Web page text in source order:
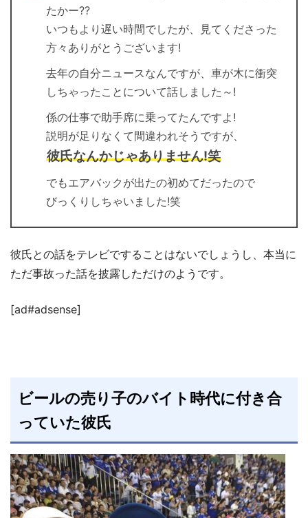
たかー??
いつもより遅い時間でしたが、見てくださった
方々ありがとうございます!
去年の自分ニュースなんですが、車が木に衝突
しちゃったことについて話しました～!
係の仕事で助手席に乗ってたんですよ!
説明が足りなくて間違われそうですが、
彼氏なんかじゃありません!笑
でもエアバックが出たの初めてだったので
びっくりしちゃいました!笑
彼氏との話をテレビですることはないでしょうし、本当に
ただ事故った話を披露しただけのようです。
[ad#adsense]
ビールの売り子のバイト時代に付き合
っていた彼氏